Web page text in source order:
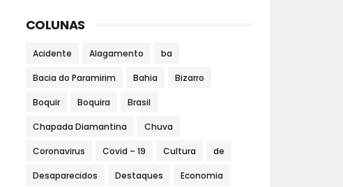
COLUNAS
Acidente Alagamento ba
Bacia do Paramirim Bahia Bizarro
Boquir Boquira Brasil
Chapada Diamantina Chuva
Coronavirus Covid – 19 Cultura de
Desaparecidos Destaques Economia